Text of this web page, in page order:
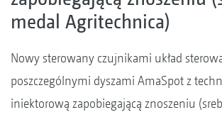
medal Agritechnica)
Nowy sterowany czujnikami układ
poszczególnymi dyszami AmaSpot z
iniektorową zapobiegającą znoszeniu